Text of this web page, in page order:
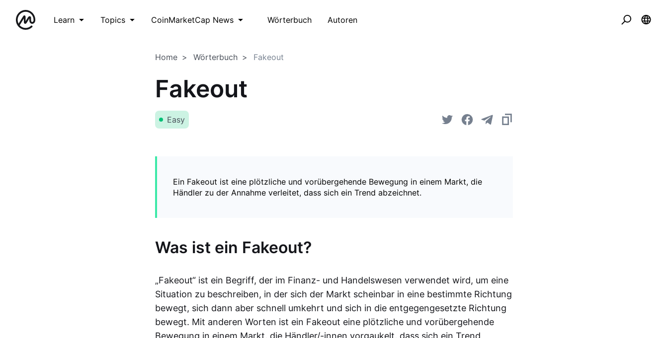
Learn Topics CoinMarketCap News Wörterbuch Autoren
Home Wörterbuch Fakeout
Fakeout
Easy
Ein Fakeout ist eine plötzliche und vorübergehende Bewegung in einem Markt, die
Händler zu der Annahme verleitet, dass sich ein Trend abzeichnet.
Was ist ein Fakeout?
„Fakeout“ ist ein Begriff, der im Finanz- und Handelswesen verwendet wird, um eine
Situation zu beschreiben, in der sich der Markt scheinbar in eine bestimmte Richtung
bewegt, sich dann aber schnell umkehrt und sich in die entgegengesetzte Richtung
bewegt. Mit anderen Worten ist ein Fakeout eine plötzliche und vorübergehende
Bewegung in einem Markt, die Händler/-innen vorgaukelt, dass sich ein Trend